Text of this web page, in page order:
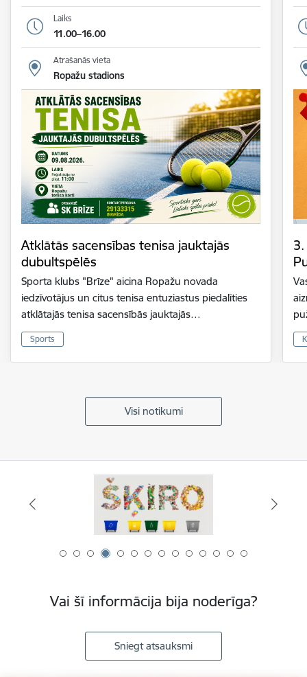
Laiks
11.00–16.00
Atrašanās vieta
Ropažu stadions
Atklātās sacensības tenisa jauktajās
dubultspēlēs
Sporta klubs "Brīze" aicina Ropažu novada
iedzīvotājus un citus tenisa entuziastus piedalīties
atklātajās tenisa sacensībās jauktajās…
Sports
Visi notikumi
Vai šī informācija bija noderīga?
Sniegt atsauksmi